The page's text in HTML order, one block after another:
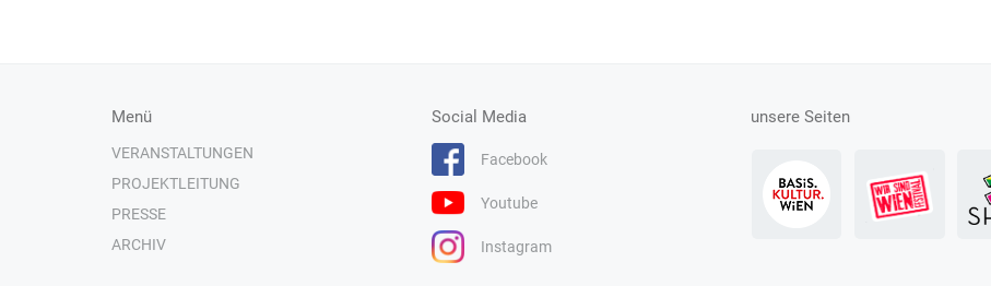
Menü
VERANSTALTUNGEN
PROJEKTLEITUNG
PRESSE
ARCHIV
Social Media
Facebook
Youtube
Instagram
unsere Seiten